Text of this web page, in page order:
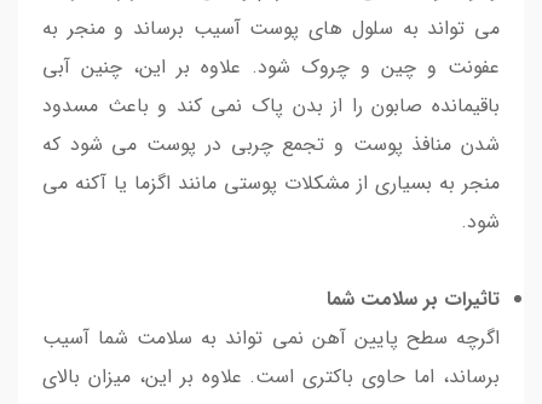
می تواند به سلول های پوست آسیب برساند و منجر به
عفونت و چین و چروک شود. علاوه بر این، چنین آبی
باقیمانده صابون را از بدن پاک نمی کند و باعث مسدود
شدن منافذ پوست و تجمع چربی در پوست می شود که
منجر به بسیاری از مشکلات پوستی مانند اگزما یا آکنه می
شود.
تاثیرات بر سلامت شما
اگرچه سطح پایین آهن نمی تواند به سلامت شما آسیب
برساند، اما حاوی باکتری است. علاوه بر این، میزان بالای